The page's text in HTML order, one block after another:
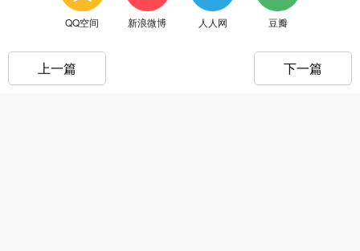
QQ空间 新浪微博 人人网 豆瓣
上一篇 下一篇